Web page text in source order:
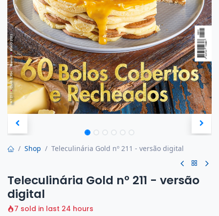
Shop Teleculinária Gold nº 211 - versão digital
Teleculinária Gold nº 211 - versão
digital
7 sold in last 24 hours